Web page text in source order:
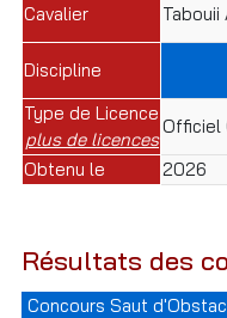
Cavalier Tabouii
Discipline
Type de Licence
plus de licences
Officiel
Obtenu le
2026
Résultats des
Concours Saut